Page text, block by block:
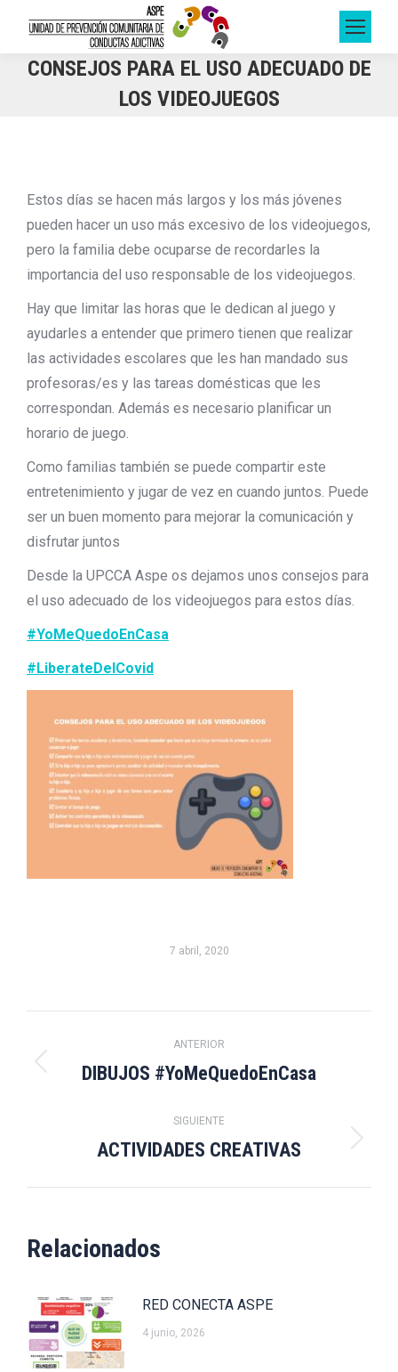
CONSEJOS PARA EL USO ADECUADO DE
LOS VIDEOJUEGOS
Estos días se hacen más largos y los más jóvenes
pueden hacer un uso más excesivo de los videojuegos,
pero la familia debe ocuparse de recordarles la
importancia del uso responsable de los videojuegos.
Hay que limitar las horas que le dedican al juego y
ayudarles a entender que primero tienen que realizar
las actividades escolares que les han mandado sus
profesoras/es y las tareas domésticas que les
correspondan. Además es necesario planificar un
horario de juego.
Como familias también se puede compartir este
entretenimiento y jugar de vez en cuando juntos. Puede
ser un buen momento para mejorar la comunicación y
disfrutar juntos
Desde la UPCCA Aspe os dejamos unos consejos para
el uso adecuado de los videojuegos para estos días.
#YoMeQuedoEnCasa
#LiberateDelCovid
7 abril, 2020
entre
publicaciones
ANTERIOR
Publicación
DIBUJOS #YoMeQuedoEnCasa
SIGUIENTE
Publicación
ACTIVIDADES CREATIVAS
Relacionados
RED CONECTA ASPE
4 junio, 2026